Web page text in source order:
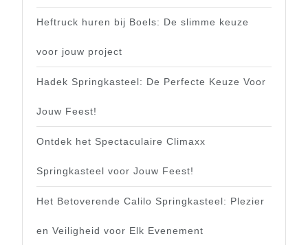
Heftruck huren bij Boels: De slimme keuze
voor jouw project
Hadek Springkasteel: De Perfecte Keuze Voor
Jouw Feest!
Ontdek het Spectaculaire Climaxx
Springkasteel voor Jouw Feest!
Het Betoverende Calilo Springkasteel: Plezier
en Veiligheid voor Elk Evenement